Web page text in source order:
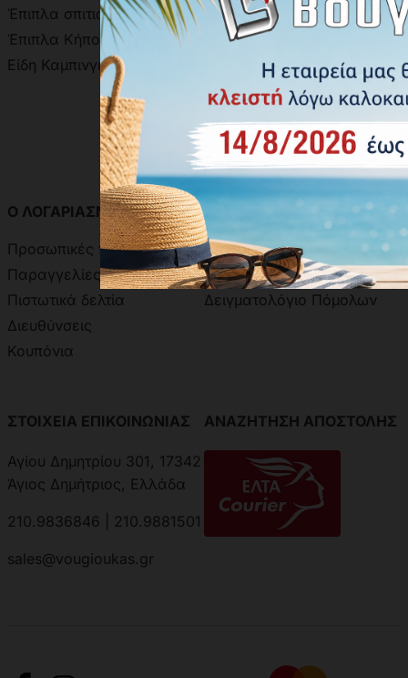
Έπιπλα σπιτιού
Έπιπλα Κήπου
Είδη Καμπινγκ - Θαλάσσης
Εταιρία
Τραπεζικοί Λογαριασμοί
Τρόποι αποστολής
Πως θα έρθετε
Ωράριο Λειτουργίας
Blog
Ο ΛΟΓΑΡΙΑΣΜΟΣ ΣΑΣ
Προσωπικές πληροφορίες
Παραγγελίες
Πιστωτικά δελτία
Διευθύνσεις
Κουπόνια
Χρωματολόγιο Ακρίτας
Χρωματολόγιο Aline
Δειγματολόγιο Πόμολων
ΣΤΟΙΧΕΙΑ ΕΠΙΚΟΙΝΩΝΙΑΣ
Αγίου Δημητρίου 301, 17342
Άγιος Δημήτριος, Ελλάδα
210.9836846 | 210.9881501
sales@vougioukas.gr
ΑΝΑΖΗΤΗΣΗ ΑΠΟΣΤΟΛΗΣ